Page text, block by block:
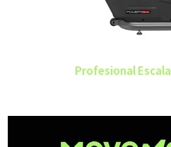
Profesional